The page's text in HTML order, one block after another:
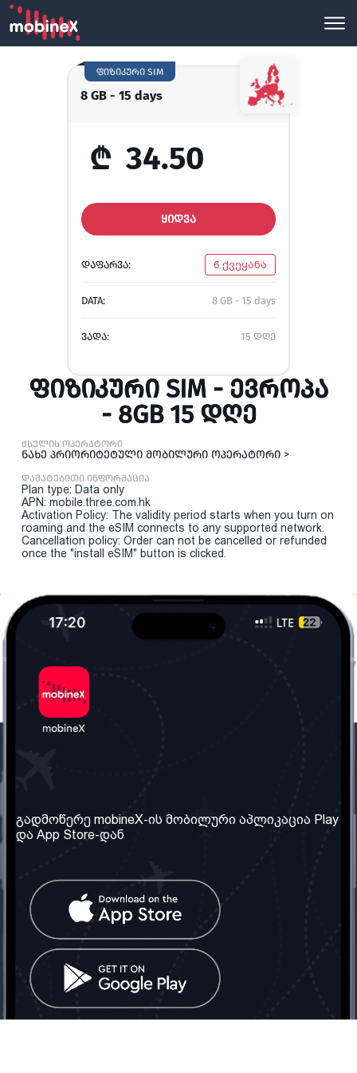
8 GB - 15 days
ფიზიკური SIM
₾ 34.50
ᲧᲘᲓᲕᲐ
ᲓᲐᲤᲐᲠᲕᲐ: 6 ქვეყანა
DATA: 8 GB - 15 days
ᲕᲐᲓᲐ: 15 დღე
ᲤᲘᲖᲘᲙᲣᲠᲘ SIM - ᲔᲕᲠᲝᲞᲐ
- 8GB 15 ᲓᲦᲔ
ქსელის ოპერატორი
ნახე პრიორიტეტული მობილური ოპერატორი >
დამატებითი ინფორმაცია
Plan type: Data only
APN: mobile.three.com.hk
Activation Policy: The validity period starts when you turn on
roaming and the eSIM connects to any supported network.
Cancellation policy: Order can not be cancelled or refunded
once the "install eSIM" button is clicked.
ჩვენ შესახებ
ჩვენი სერვისები
წესები და პირობები
კითხვები
კონტაქტი
საქართველო: თბილისი
ტელ: 032 2 04 00 50
ელ. ფოსტა:
info@mobinex.ge
სოციალური ქსელი
გადმოწერე mobineX-ის მობილური აპლიკაცია Play
და App Store-დან